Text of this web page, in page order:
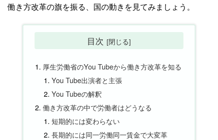
働き方改革の旗を振る、国の動きを見てみましょう。
目次
厚生労働省のYou Tubeから働き方改革を知る
You Tube出演者と主張
You Tubeの解釈
働き方改革の中で労働者はどうなる
短期的には変わらない
長期的には同一労働同一賃金で大変革